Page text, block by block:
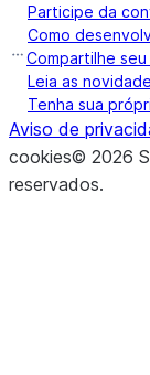
Participe da
Como
Compartilhe
Leia as
Tenha sua
Aviso de
cookies© 2026
reservados.